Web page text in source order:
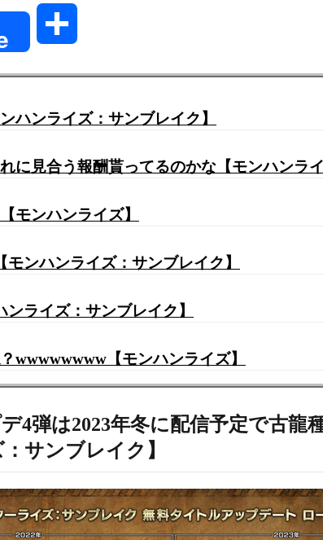
ハンライズ：サンブレイク】
に見合う報酬貰ってるのかな【モンハンラ
モンハンライズ】
ンハンライズ：サンブレイク】
ライズ：サンブレイク】
wwwwwwww【モンハンライズ】
4弾は2023年冬に配信予定で古
サンブレイク】